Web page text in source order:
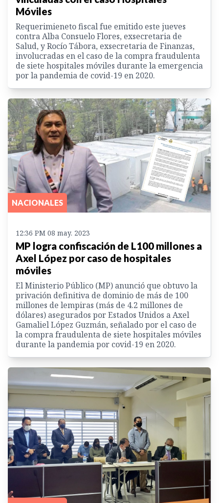
Móviles
Requerimieneto fiscal fue emitido este jueves
contra Alba Consuelo Flores, exsecretaria de
Salud, y Rocío Tábora, exsecretaria de Finanzas,
involucradas en el caso de la compra fraudulenta
de siete hospitales móviles durante la emergencia
por la pandemia de covid-19 en 2020.
NACIONALES
12:36 PM 08 may. 2023
MP logra confiscación de L100 millones a
Axel López por caso de hospitales
móviles
El Ministerio Público (MP) anunció que obtuvo la
privación definitiva de dominio de más de 100
millones de lempiras (más de 4.2 millones de
dólares) asegurados por Estados Unidos a Axel
Gamaliel López Guzmán, señalado por el caso de
la compra fraudulenta de siete hospitales móviles
durante la pandemia por covid-19 en 2020.